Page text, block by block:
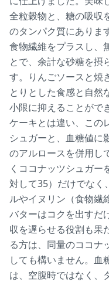
全粒穀物と、糖の吸収
のタンパク質にありま
食物繊維をプラスし、
とで、余計な砂糖を摂
す。りんごソースと焼
とりとした食感と自然
小限に抑えることがで
ケーキとは違い、この
シュガーと、血糖値に
のアルロースを併用し
くココナッツシュガー
対して35）だけでなく
ルやイヌリン（食物繊
バターはコクを出すだ
収を遅らせる役割も果
る方は、同量のココナ
しても構いません。血
は、空腹時ではなく、